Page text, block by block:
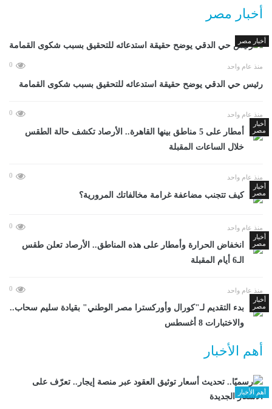
أخبار مصر
أخبار مصر
منذ عام واحد 0
رئيس حي الدقي يوضح حقيقة استدعائه للتحقيق بسبب شكوى القمامة
منذ عام واحد
0
أخبار
مصر
أمطار على 5 مناطق بينها القاهرة.. الأرصاد تكشف حالة الطقس
خلال الساعات المقبلة
منذ عام واحد
0
أخبار
مصر
كيف تتجنب مضاعفة غرامة مخالفاتك المرورية؟
منذ عام واحد
0
أخبار
مصر
انخفاض الحرارة وأمطار على هذه المناطق.. الأرصاد تعلن طقس
الـ6 أيام المقبلة
منذ عام واحد
0
أخبار
مصر
بدء التقديم لـ"كورال وأوركسترا مصر الوطني" بقيادة سليم سحاب..
والاختبارات 8 أغسطس
أهم الأخبار
أهم الأخبار